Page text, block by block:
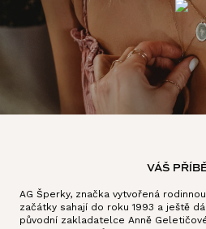
VÁŠ
AG Šperky, značka vytvořená
začátky sahají do roku 1993 a ještě
původní zakladatelce Anně